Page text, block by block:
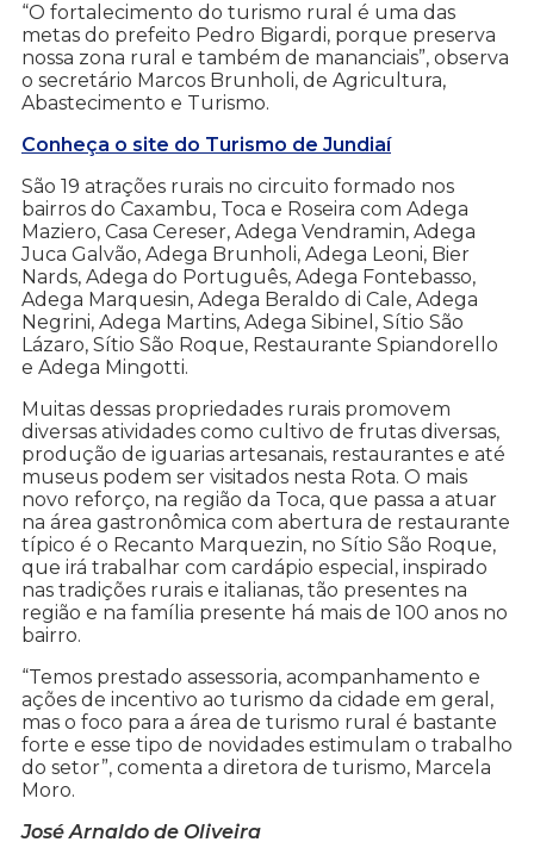
“O fortalecimento do turismo rural é uma das
metas do prefeito Pedro Bigardi, porque preserva
nossa zona rural e também de mananciais”, observa
o secretário Marcos Brunholi, de Agricultura,
Abastecimento e Turismo.
Conheça o site do Turismo de Jundiaí
São 19 atrações rurais no circuito formado nos
bairros do Caxambu, Toca e Roseira com Adega
Maziero, Casa Cereser, Adega Vendramin, Adega
Juca Galvão, Adega Brunholi, Adega Leoni, Bier
Nards, Adega do Português, Adega Fontebasso,
Adega Marquesin, Adega Beraldo di Cale, Adega
Negrini, Adega Martins, Adega Sibinel, Sítio São
Lázaro, Sítio São Roque, Restaurante Spiandorello
e Adega Mingotti.
Muitas dessas propriedades rurais promovem
diversas atividades como cultivo de frutas diversas,
produção de iguarias artesanais, restaurantes e até
museus podem ser visitados nesta Rota. O mais
novo reforço, na região da Toca, que passa a atuar
na área gastronômica com abertura de restaurante
típico é o Recanto Marquezin, no Sítio São Roque,
que irá trabalhar com cardápio especial, inspirado
nas tradições rurais e italianas, tão presentes na
região e na família presente há mais de 100 anos no
bairro.
“Temos prestado assessoria, acompanhamento e
ações de incentivo ao turismo da cidade em geral,
mas o foco para a área de turismo rural é bastante
forte e esse tipo de novidades estimulam o trabalho
do setor”, comenta a diretora de turismo, Marcela
Moro.
José Arnaldo de Oliveira